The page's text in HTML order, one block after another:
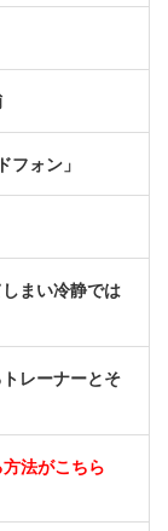
フォン」
まい冷静では
レーナーとそ
法がこちら